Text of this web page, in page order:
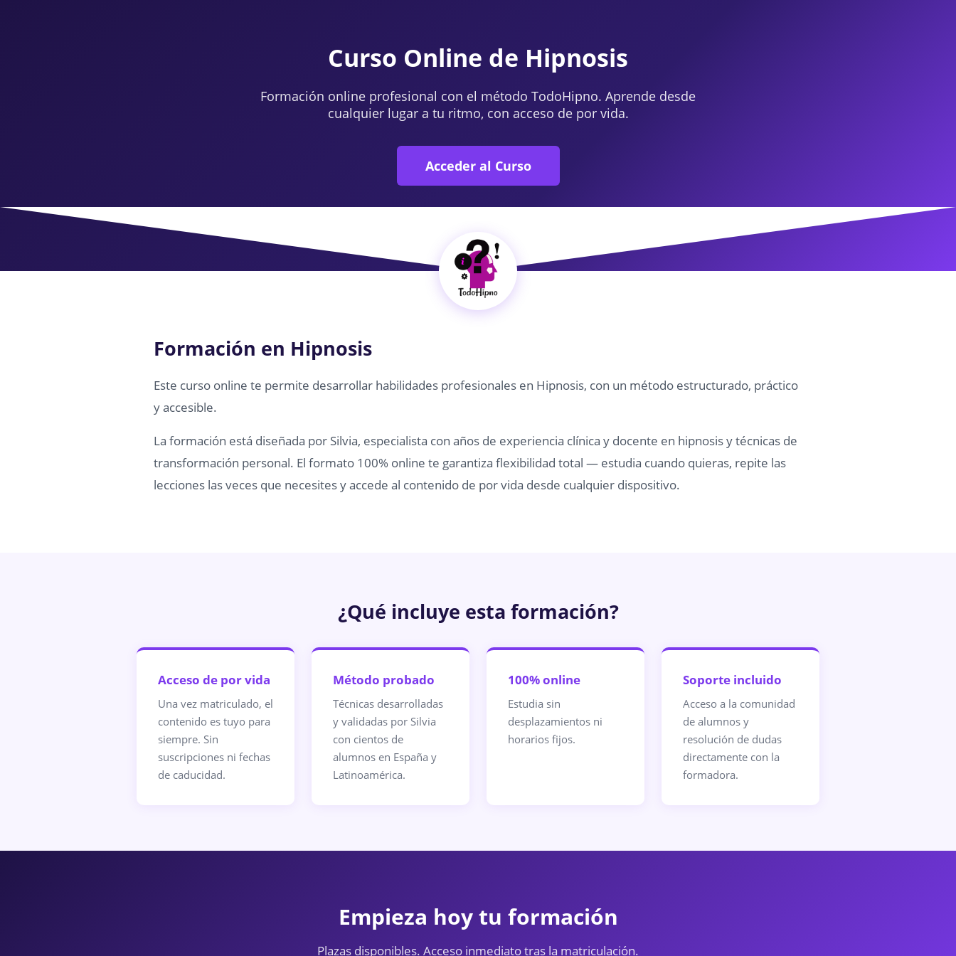
Curso Online de Hipnosis
Formación online profesional con el método TodoHipno. Aprende desde
cualquier lugar a tu ritmo, con acceso de por vida.
Acceder al Curso
Formación en Hipnosis
Este curso online te permite desarrollar habilidades profesionales en Hipnosis, con un método estructurado, práctico
y accesible.
La formación está diseñada por Silvia, especialista con años de experiencia clínica y docente en hipnosis y técnicas de
transformación personal. El formato 100% online te garantiza flexibilidad total — estudia cuando quieras, repite las
lecciones las veces que necesites y accede al contenido de por vida desde cualquier dispositivo.
¿Qué incluye esta formación?
Acceso de por vida
Una vez matriculado, el
contenido es tuyo para
siempre. Sin
suscripciones ni fechas
de caducidad.
Método probado
Técnicas desarrolladas
y validadas por Silvia
con cientos de
alumnos en España y
Latinoamérica.
100% online
Estudia sin
desplazamientos ni
horarios fijos.
Soporte incluido
Acceso a la comunidad
de alumnos y
resolución de dudas
directamente con la
formadora.
Empieza hoy tu formación
Plazas disponibles. Acceso inmediato tras la matriculación.